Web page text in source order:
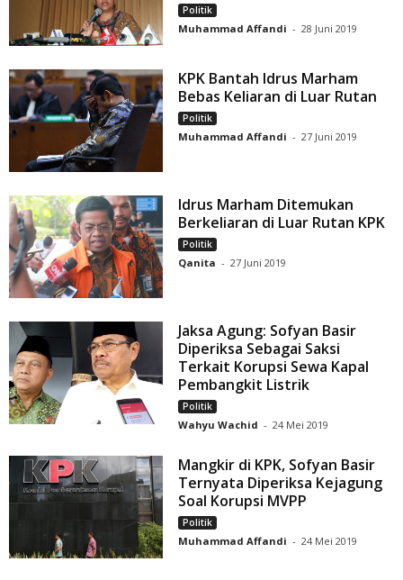
Politik
Muhammad Affandi - 28 Juni 2019
KPK Bantah Idrus Marham
Bebas Keliaran di Luar Rutan
Politik
Muhammad Affandi - 27 Juni 2019
Idrus Marham Ditemukan
Berkeliaran di Luar Rutan KPK
Politik
Qanita - 27 Juni 2019
Jaksa Agung: Sofyan Basir
Diperiksa Sebagai Saksi
Terkait Korupsi Sewa Kapal
Pembangkit Listrik
Politik
Wahyu Wachid - 24 Mei 2019
Mangkir di KPK, Sofyan Basir
Ternyata Diperiksa Kejagung
Soal Korupsi MVPP
Politik
Muhammad Affandi - 24 Mei 2019